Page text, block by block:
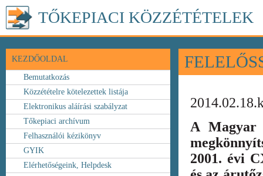
TŐKEPIACI KÖZZÉTÉTELEK
KEZDŐOLDAL
Bemutatkozás
Közzétételre kötelezettek listája
Elektronikus aláírási szabályzat
Tőkepiaci archívum
Felhasználói kézikönyv
GYIK
Elérhetőségeink, Helpdesk
A Magyar
2001. évi